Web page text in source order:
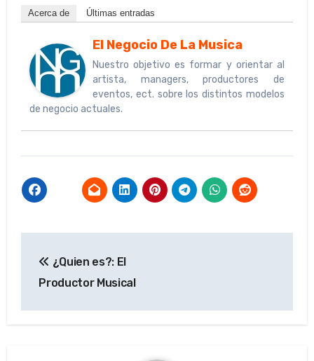
Acerca de Últimas entradas
El Negocio De La Musica
Nuestro objetivo es formar y orientar al
artista, managers, productores de
eventos, ect. sobre los distintos modelos
de negocio actuales.
de
¿Quien es?: El
Productor Musical